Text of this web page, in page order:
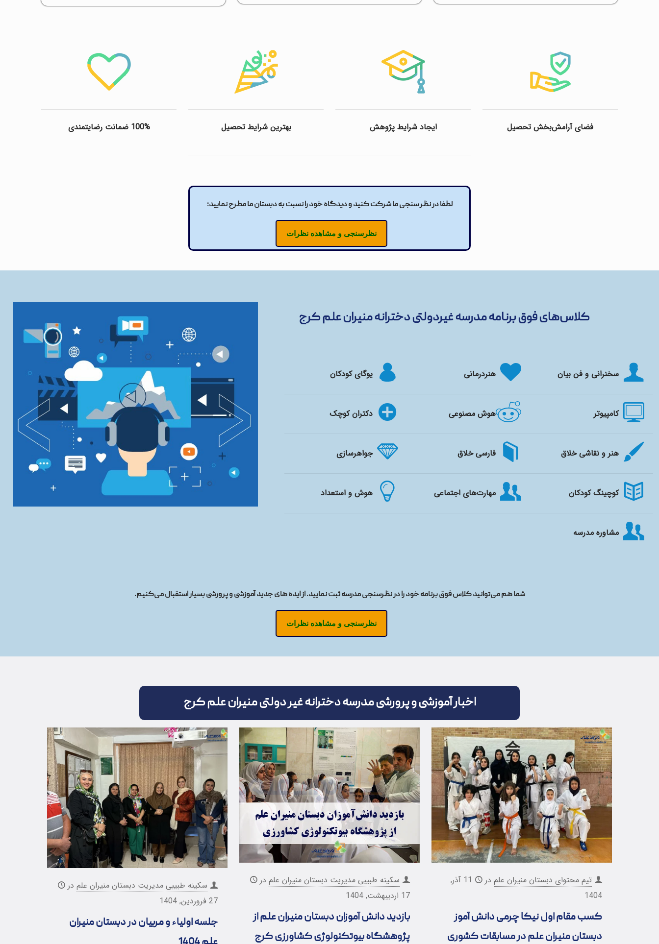
فضای آرامش‌بخش تحصیل ایجاد شرایط پژوهش بهترین شرایط تحصیل 100% ضمانت رضایتمندی
لطفا در نظر سنجی ما شرکت کنید و دیدگاه خود را نسبت به دبستان ما مطرح نمایید:
نظرسنجی و مشاهده نظرات
کلاس‌های فوق برنامه مدرسه غیردولتی دخترانه منیران علم کرج
سخنرانی و فن بیان هنردرمانی یوگای کودکان
کامپیوتر هوش مصنوعی دکتران کوچک
هنر و نقاشی خلاق فارسی خلاق جواهرسازی
کوچینگ کودکان مهارت‌های اجتماعی هوش و استعداد
مشاوره مدرسه
شما هم می‌توانید کلاس فوق برنامه خود را در نظرسنجی مدرسه ثبت نمایید. از ایده های جدید آموزشی و پرورشی بسیار استقبال می‌کنیم.
نظرسنجی و مشاهده نظرات
اخبار آموزشی و پرورشی مدرسه دخترانه غیر دولتی منیران علم کرج
تیم محتوای دبستان منیران علم در
11 آذر,
1404
کسب مقام اول نیکا چرمی دانش آموز
دبستان منیران علم در مسابقات کشوری
سکینه طبیبی مدیریت دبستان منیران علم در
17 اردیبهشت, 1404
بازدید دانش آموزان دبستان منیران علم از
پژوهشگاه بیوتکنولوژی کشاورزی کرج
سکینه طبیبی مدیریت دبستان منیران علم در
27 فروردین, 1404
جلسه اولیاء و مربیان در دبستان منیران